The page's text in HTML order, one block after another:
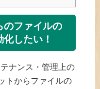
のファイルの
したい！
ナンス・管理上の
トからファイルの